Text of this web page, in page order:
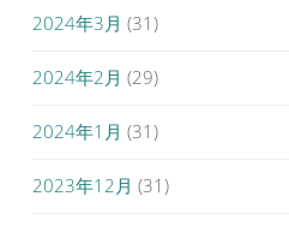
2024年3月 (31)
2024年2月 (29)
2024年1月 (31)
2023年12月 (31)